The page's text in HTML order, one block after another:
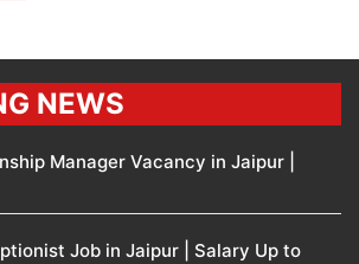
NEWS
Manager Vacancy in Jaipur |
Job in Jaipur | Salary Up to